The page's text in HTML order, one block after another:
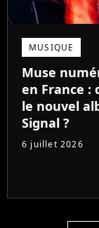
MUSIQUE
Muse
en France :
le nouvel
Signal ?
6 juillet 2026